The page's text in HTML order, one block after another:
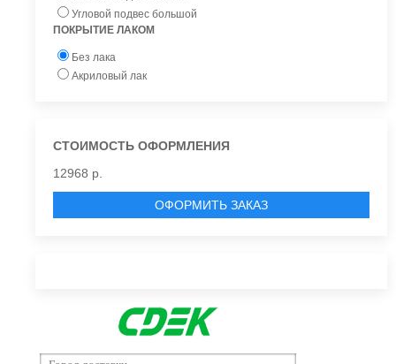
Угловой подвес большой
ПОКРЫТИЕ ЛАКОМ
Без лака
Акриловый лак
СТОИМОСТЬ ОФОРМЛЕНИЯ
12968 р.
ОФОРМИТЬ ЗАКАЗ